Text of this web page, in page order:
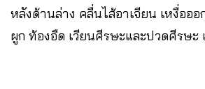
หลังด้านล่าง คลื่นไส้อาเจียน เหงื่อออ
ผูก ท้องอืด เวียนศีรษะและปวดศีรษะ